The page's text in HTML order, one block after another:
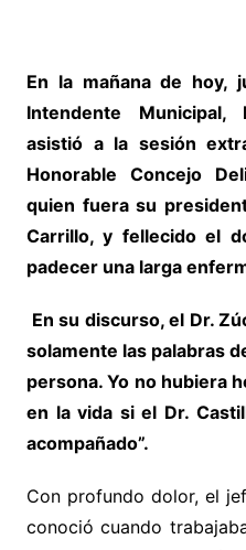
En la mañana de hoy,
Intendente Municipal,
asistió a la sesión
Honorable Concejo
quien fuera su
Carrillo, y fellecido el
padecer una larga
En su discurso, el Dr.
solamente las palabras
persona. Yo no hubiera
en la vida si el Dr.
acompañado”.
Con profundo dolor, el
conoció cuando